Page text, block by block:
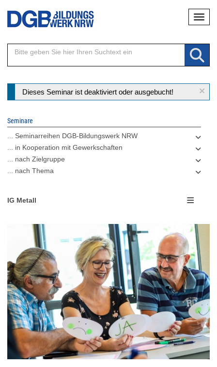
Direkt
Inhalt
×
Statusmeldung
Dieses Seminar ist deaktiviert oder ausgebucht!
Seminare
... Seminarreihen DGB-Bildungswerk NRW
... in Kooperation mit Gewerkschaften
... nach Zielgruppe
... nach Thema
IG Metall